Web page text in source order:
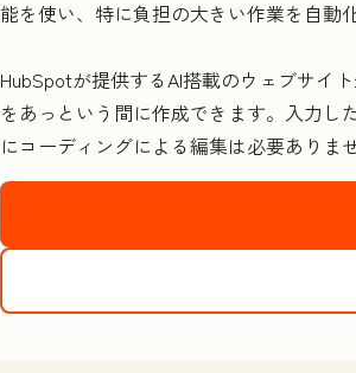
能を使い、特に負担の大きい作業を自動
HubSpotが提供するAI搭載のウェブサイ
をあっという間に作成できます。入力
にコーディングによる編集は必要ありませ